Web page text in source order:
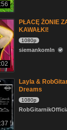
PŁACĘ ŻONIE
KAWAŁKI!
1080p
siemankomln
Layla &
Dreams
1080p